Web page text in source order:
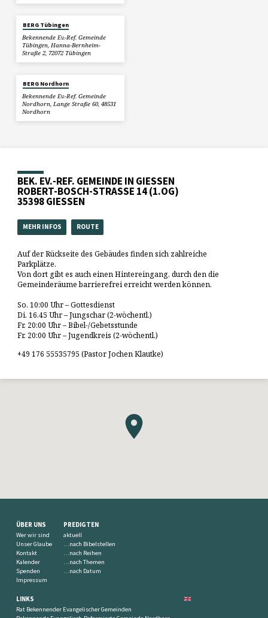
BERG Tübingen
Bekennende Ev.-Ref. Gemeinde
Tübingen, Hanna-Bernheim-
Straße 2, 72072 Tübingen
BERG Nordhorn
Bekennende Ev.-Ref. Gemeinde
Nordhorn, Lange Straße 60, 48531
Nordhorn
BEK. EV.-REF. GEMEINDE IN GIESSEN
ROBERT-BOSCH-STRASSE 14 (1.OG)
35398 GIESSEN
MEHR INFOS ROUTE
Auf der Rückseite des Gebäudes finden sich zahlreiche
Parkplätze.
Von dort gibt es auch einen Hintereingang, durch den die
Gemeinderäume barrierefrei erreicht werden können.
So. 10:00 Uhr – Gottesdienst
Di. 16.45 Uhr – Jungschar (2-wöchentl.)
Fr. 20:00 Uhr – Bibel-/Gebetsstunde
Fr. 20:00 Uhr – Jugendkreis (2-wöchentl.)
+49 176 55535795 (Pastor Jochen Klautke)
ÜBER UNS
Wer wir sind
Unser Glaube
Kontakt
Kalender
Spenden
Impressum
PREDIGTEN
aktuell
…nach Bibelstellen
…nach Reihen
…nach Themen
…nach Datum
LINKS
Rat Bekennender Evangelischer Gemeinden